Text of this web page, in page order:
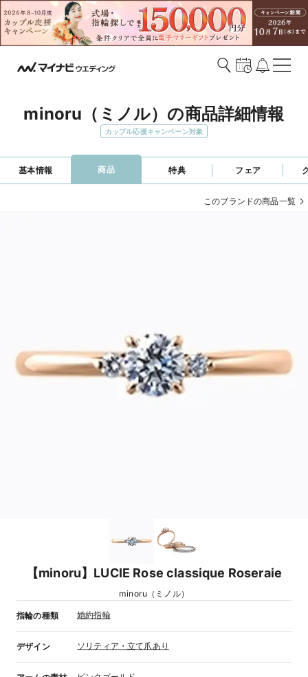
minoru（ミノル）の商品詳細情報
カップル応援キャンペーン対象
基本情報 商品 特典 フェア
このブランドの商品一覧
【minoru】LUCIE Rose classique Roseraie
minoru（ミノル）
指輪の種類 婚約指輪
デザイン ソリティア・立て爪あり